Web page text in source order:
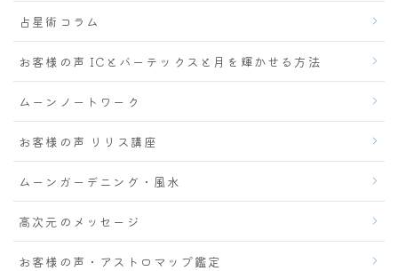
占星術コラム
お客様の声 ICとバーテックスと月を輝かせる方法
ムーンノートワーク
お客様の声 リリス講座
ムーンガーデニング・風水
高次元のメッセージ
お客様の声・アストロマップ鑑定